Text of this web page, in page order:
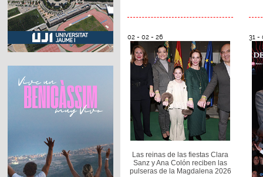
02 - 02 - 26
Las reinas de las fiestas Clara
Sanz y Ana Colón reciben las
pulseras de la Magdalena 2026
31 -